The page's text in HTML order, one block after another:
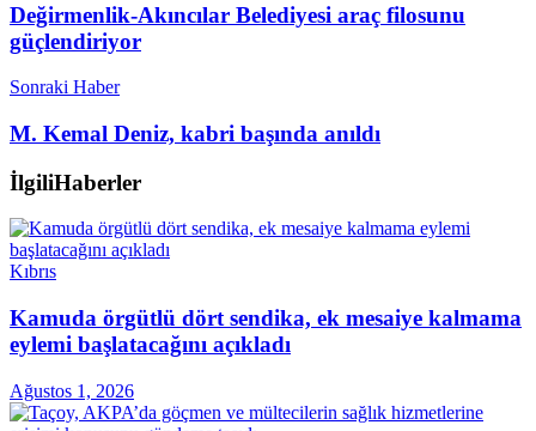
Değirmenlik-Akıncılar Belediyesi araç filosunu
güçlendiriyor
Sonraki Haber
M. Kemal Deniz, kabri başında anıldı
İlgiliHaberler
Kıbrıs
Kamuda örgütlü dört sendika, ek mesaiye kalmama
eylemi başlatacağını açıkladı
Ağustos 1, 2026